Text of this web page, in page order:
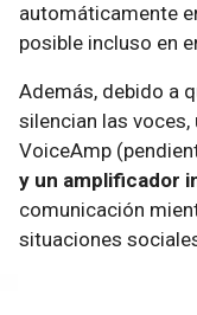
automáticamente
posible incluso en
Además, debido a
silencian las voces,
VoiceAmp
y un amplificador
comunicación
situaciones